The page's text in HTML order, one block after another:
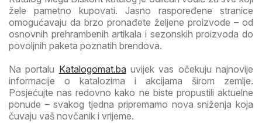
žele pametno kupovati. Jasno raspoređene stranice
omogućavaju da brzo pronađete željene proizvode – od
osnovnih prehrambenih artikala i sezonskih proizvoda do
povoljnih paketa poznatih brendova.
Na portalu Katalogomat.bauvijek vas očekuju najnovije
informacije o katalozima i akcijama širom zemlje.
Posjećujte nas redovno kako ne biste propustili aktuelne
ponude – svakog tjedna pripremamo nova sniženja koja
čuvaju vaš novčanik i vrijeme.